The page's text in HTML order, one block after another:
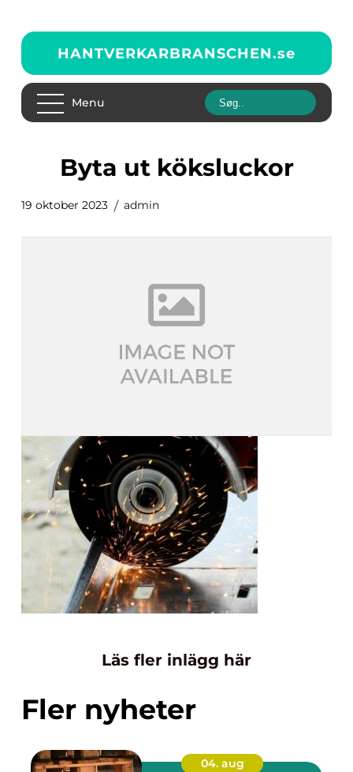
HANTVERKARBRANSCHEN.se
Menu
byta ut köksluckor
19 oktober 2023 admin
Läs fler inlägg här
Fler nyheter
04. aug